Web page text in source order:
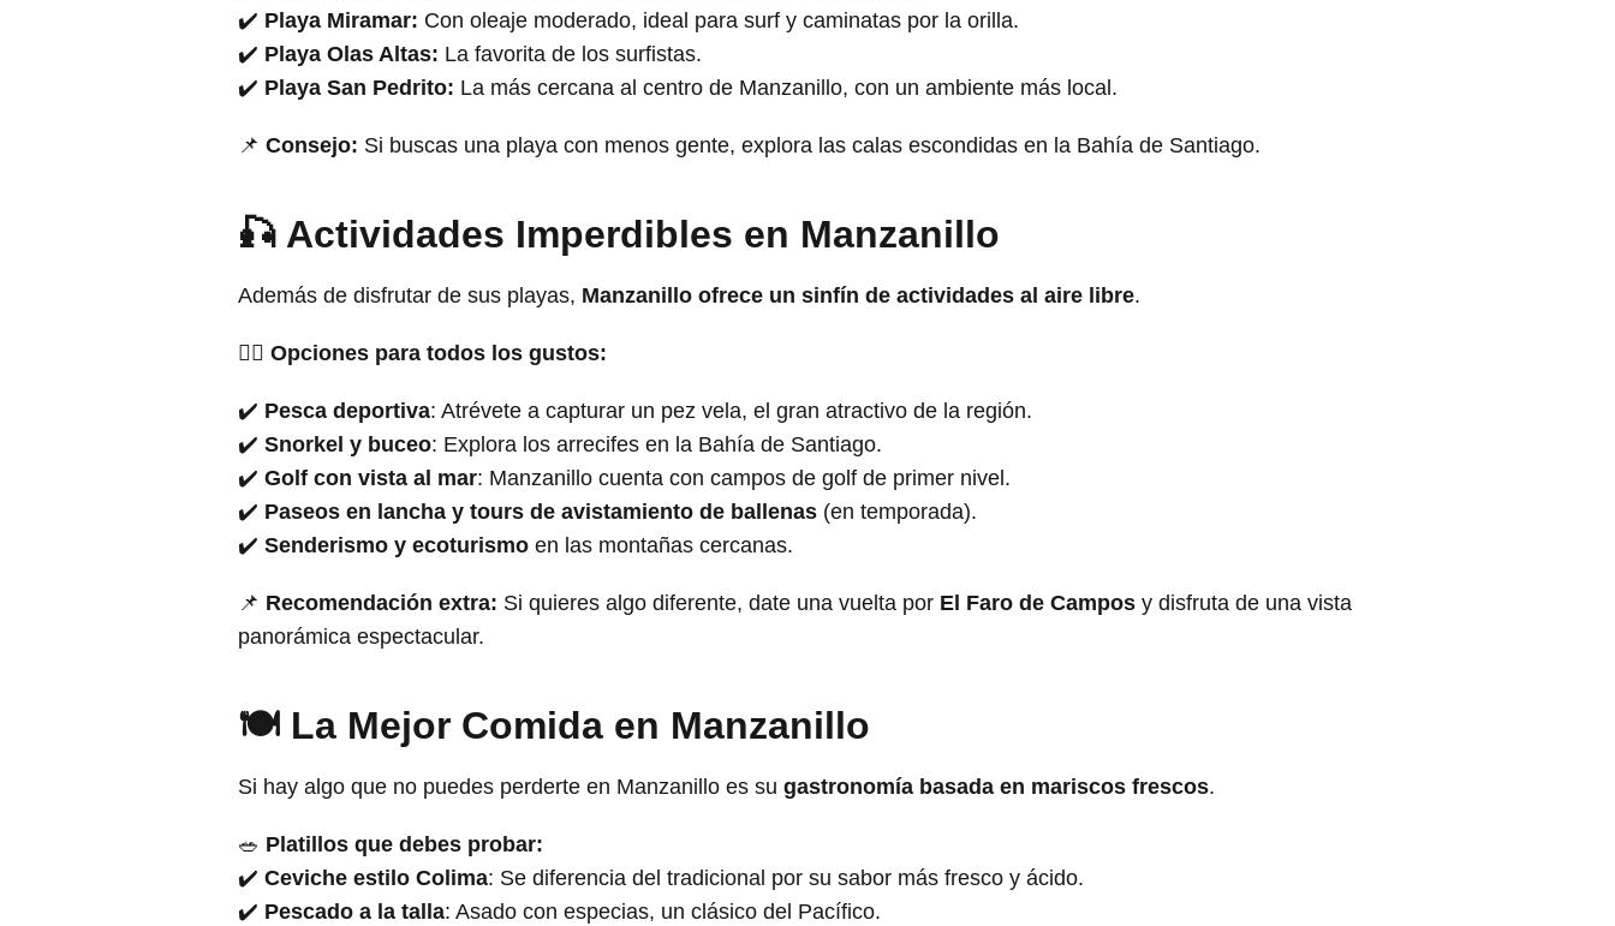
✔️ Playa Miramar: Con oleaje moderado, ideal para surf y caminatas por la orilla.
✔️ Playa Olas Altas: La favorita de los surfistas.
✔️ Playa San Pedrito: La más cercana al centro de Manzanillo, con un ambiente más local.
📌 Consejo: Si buscas una playa con menos gente, explora las calas escondidas en la Bahía de Santiago.
🎣 Actividades Imperdibles en Manzanillo
Además de disfrutar de sus playas, Manzanillo ofrece un sinfín de actividades al aire libre.
🏄‍♂️ Opciones para todos los gustos:
✔️ Pesca deportiva: Atrévete a capturar un pez vela, el gran atractivo de la región.
✔️ Snorkel y buceo: Explora los arrecifes en la Bahía de Santiago.
✔️ Golf con vista al mar: Manzanillo cuenta con campos de golf de primer nivel.
✔️ Paseos en lancha y tours de avistamiento de ballenas (en temporada).
✔️ Senderismo y ecoturismo en las montañas cercanas.
📌 Recomendación extra: Si quieres algo diferente, date una vuelta por El Faro de Campos y disfruta de una vista
panorámica espectacular.
🍽️ La Mejor Comida en Manzanillo
Si hay algo que no puedes perderte en Manzanillo es su gastronomía basada en mariscos frescos.
🥗 Platillos que debes probar:
✔️ Ceviche estilo Colima: Se diferencia del tradicional por su sabor más fresco y ácido.
✔️ Pescado a la talla: Asado con especias, un clásico del Pacífico.